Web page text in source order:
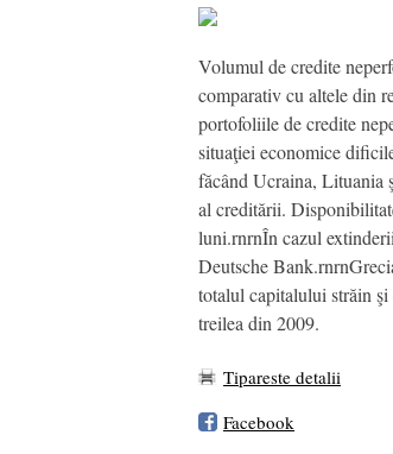
Volumul de credite
comparativ cu altele din
portofoliile de credite
situaţiei economice
făcând Ucraina, Lituania
al creditării.
luni.rnrnÎn cazul
Deutsche
totalul capitalului străin
treilea din 2009.
Tipareste detalii
Facebook